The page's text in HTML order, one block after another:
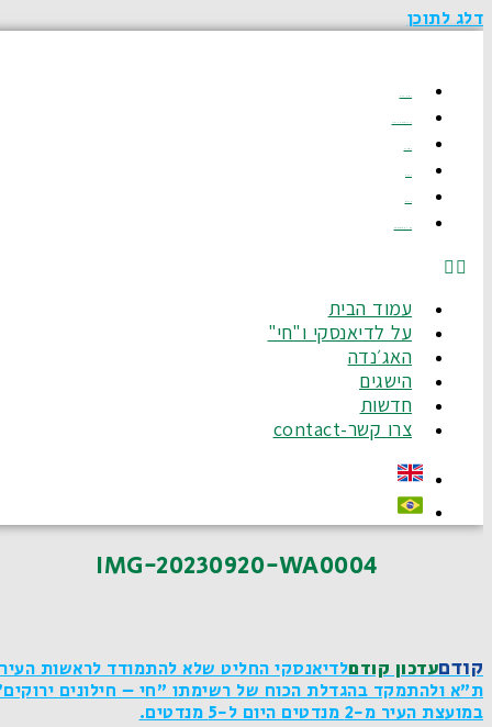
דלג לתוכן
עמוד הבית
על לדיאנסקי ו"חי"
האג׳נדה
הישגים
חדשות
צרו קשר-contact
IMG-20230920-WA0004
קודםעדכון קודםלדיאנסקי החליט שלא להתמודד לראשות העיר
ת"א ולהתמקד בהגדלת הכוח של רשימתו "חי – חילונים ירוקים"
במועצת העיר מ-2 מנדטים היום ל-5 מנדטים.